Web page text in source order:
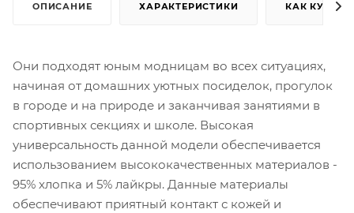
ОПИСАНИЕ ХАРАКТЕРИСТИКИ КАК КУПИТЬ
Они подходят юным модницам во всех ситуациях,
начиная от домашних уютных посиделок, прогулок
в городе и на природе и заканчивая занятиями в
спортивных секциях и школе. Высокая
универсальность данной модели обеспечивается
использованием высококачественных материалов -
95% хлопка и 5% лайкры. Данные материалы
обеспечивают приятный контакт с кожей и